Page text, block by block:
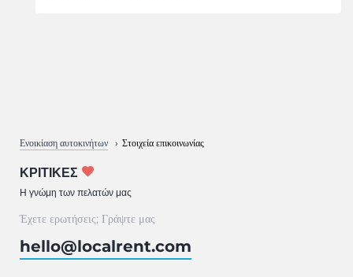
Ενοικίαση αυτοκινήτων Στοιχεία επικοινωνίας
ΚΡΙΤΙΚΈΣ
Η γνώμη των πελατών μας
Έχετε ερωτήσεις; Γράψτε μας
hello@localrent.com